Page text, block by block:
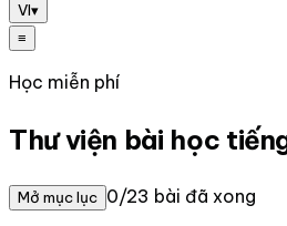
VI▾
≡
Học miễn phí
Thư viện bài học
Mở mục lục 0/23 bài đã xong